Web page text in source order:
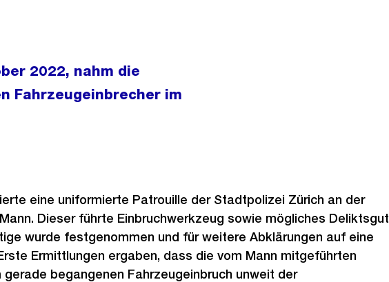
2022, nahm die
Fahrzeugeinbrecher im
eine uniformierte Patrouille der Stadtpolizei Zürich an der
Dieser führte Einbruchwerkzeug sowie mögliches Deliktsgut
wurde festgenommen und für weitere Abklärungen auf eine
Ermittlungen ergaben, dass die vom Mann mitgeführten
begangenen Fahrzeugeinbruch unweit der